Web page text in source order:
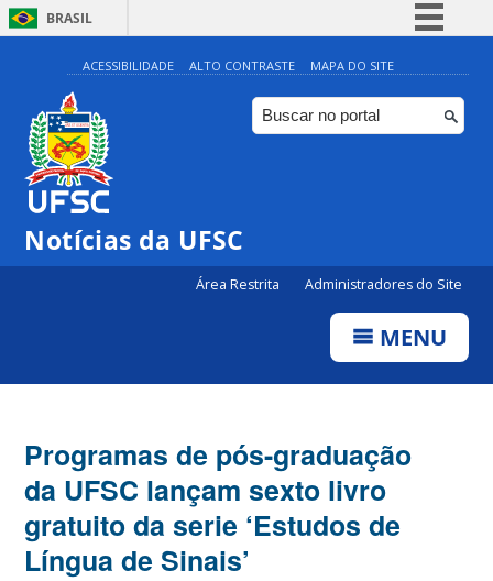
BRASIL
Simplifique!
Comunica BR
Participe
ACESSIBILIDADE ALTO CONTRASTE MAPA DO SITE
Notícias da UFSC
Área Restrita Administradores do Site
MENU
Programas de pós-graduação
da UFSC lançam sexto livro
gratuito da serie ‘Estudos de
Língua de Sinais’